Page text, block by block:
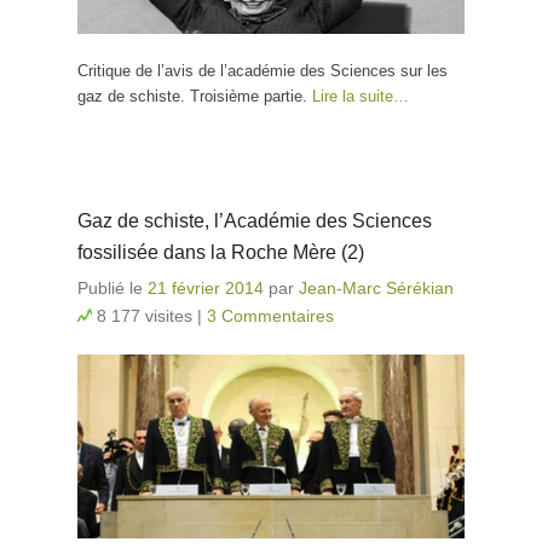
Critique de l’avis de l’académie des Sciences sur les
gaz de schiste. Troisième partie. Lire la suite…
Gaz de schiste, l’Académie des Sciences
fossilisée dans la Roche Mère (2)
Publié le 21 février 2014 par Jean-Marc Sérékian
8 177 visites | 3 Commentaires